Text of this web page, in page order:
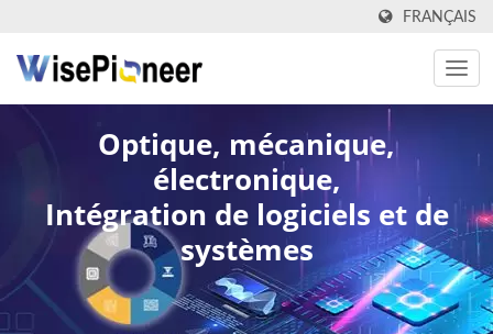
FRANÇAIS
Optique, mécanique,
électronique,
Intégration de logiciels et de
systèmes